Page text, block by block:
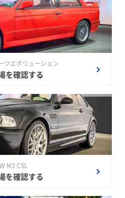
ツエボリューション
を確認する
M3 CSL
を確認する